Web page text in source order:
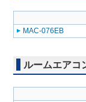
MAC-076EB
ルームエアコ